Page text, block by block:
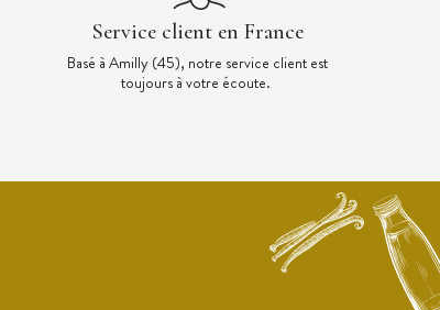
Service client en France
Basé à Amilly (45), notre service client est
toujours à votre écoute.